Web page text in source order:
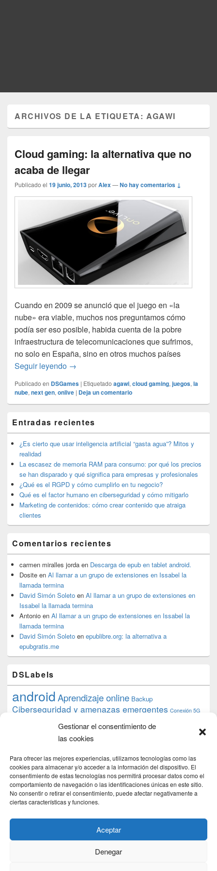
Gestionar el consentimiento de
las cookies
Para ofrecer las mejores experiencias, utilizamos tecnologías como las
cookies para almacenar y/o acceder a la información del dispositivo. El
consentimiento de estas tecnologías nos permitirá procesar datos como el
comportamiento de navegación o las identificaciones únicas en este sitio.
No consentir o retirar el consentimiento, puede afectar negativamente a
ciertas características y funciones.
Aceptar
Denegar
ARCHIVOS DE LA ETIQUETA:AGAWI
Cloud gaming: la alternativa que no
acaba de llegar
Publicado el 19 junio, 2013porAlex—No hay comentarios ↓
Cuando en 2009 se anunció que el juego en «la
nube» era viable, muchos nos preguntamos cómo
podía ser eso posible, habida cuenta de la pobre
infraestructura de telecomunicaciones que sufrimos,
no solo en España, sino en otros muchos países
Seguir leyendo Cloud gaming: la alternativa que no acaba
→
Publicado en DSGames | Etiquetado agawi, cloud gaming, juegos, la
nube, next gen, onlive | Deja un comentario
área
de
widget
barra
lateral
primaria
Entradas recientes
¿Es cierto que usar inteligencia artificial “gasta agua”? Mitos y
realidad
La escasez de memoria RAM para consumo: por qué los precios
se han disparado y qué significa para empresas y profesionales
¿Qué es el RGPD y cómo cumplirlo en tu negocio?
Qué es el factor humano en ciberseguridad y cómo mitigarlo
Marketing de contenidos: cómo crear contenido que atraiga
clientes
Comentarios recientes
carmen miralles jorda en Descarga de epub en tablet android.
Dosite en Al llamar a un grupo de extensiones en Issabel la
llamada termina
David Simón Soleto en Al llamar a un grupo de extensiones en
Issabel la llamada termina
Antonio en Al llamar a un grupo de extensiones en Issabel la
llamada termina
David Simón Soleto en epublibre.org: la alternativa a
epubgratis.me
DSLabels
androidAprendizaje online Backup
Ciberseguridad y amenazas emergentes Conexión 5G
datos debian desarrollo web
Formación Google
iphone
proyecto PS4 python Raspberryraspberrypi
raspbian review Servidor Web Sostenibilidad
tecnológicaTecnología torrent
transmissiontutorial ubuntu server Windows